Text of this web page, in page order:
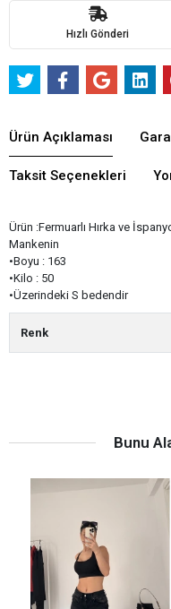
Hızlı Gönderi
Ürün Açıklaması
Taksit Seçenekleri
Ürün :Fermuarlı Hırka ve
Mankenin
•Boyu : 163
•Kilo : 50
•Üzerindeki S bedendir
Renk
Bunu